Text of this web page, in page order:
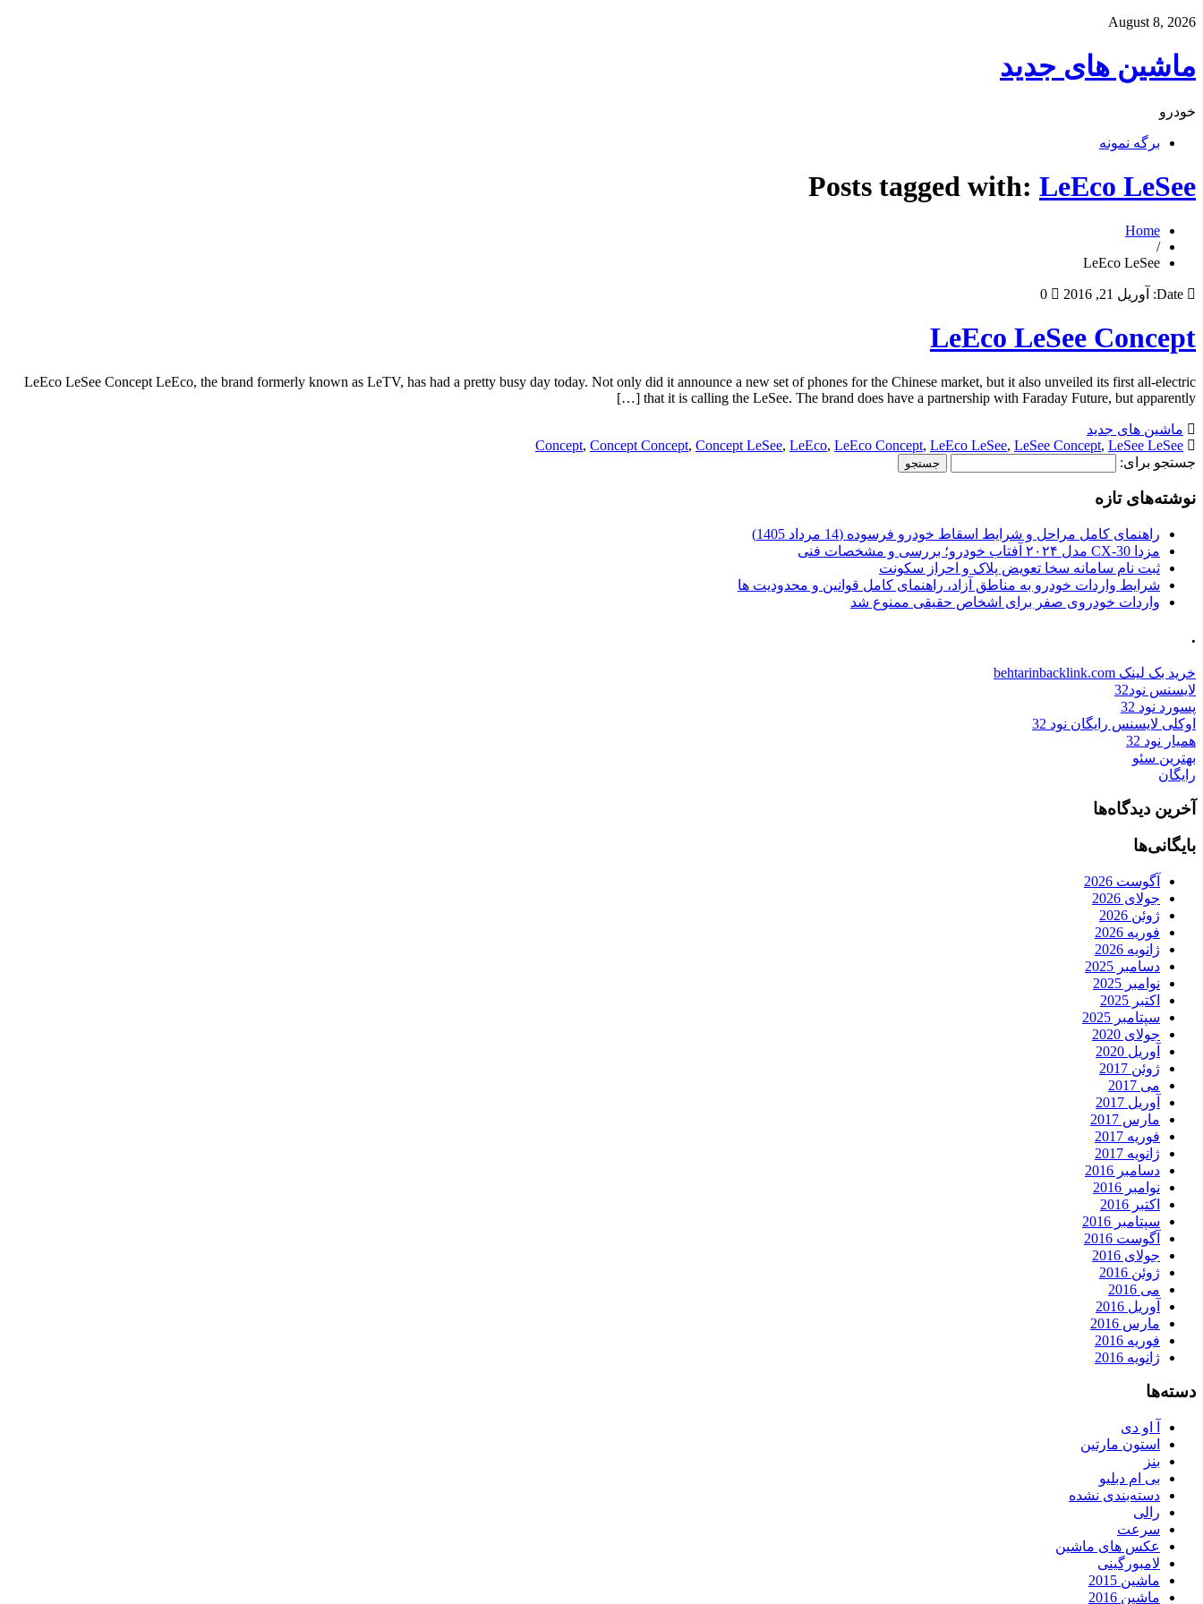
August 8, 2026
ماشین های جدید
خودرو
برگه نمونه
Posts tagged with: LeEco LeSee
Home
/
LeEco LeSee
Date: آوریل 21, 2016 0
LeEco LeSee Concept
LeEco LeSee Concept LeEco, the brand formerly known as LeTV, has had a pretty busy day today. Not only did it announce a new set of phones for the Chinese market, but it also unveiled its first all-electric
that it is calling the LeSee. The brand does have a partnership with Faraday Future, but apparently […]
ماشین های جدید
Concept, Concept Concept, Concept LeSee, LeEco, LeEco Concept, LeEco LeSee, LeSee Concept, LeSee LeSee
جستجو برای:
نوشته‌های تازه
راهنمای کامل مراحل و شرایط اسقاط خودرو فرسوده (14 مرداد 1405)
مزدا CX-30 مدل ۲۰۲۴ آفتاب خودرو؛ بررسی و مشخصات فنی
ثبت نام سامانه سخا تعویض پلاک و احراز سکونت
شرایط واردات خودرو به مناطق آزاد، راهنمای کامل قوانین و محدودیت ها
واردات خودروی صفر برای اشخاص حقیقی ممنوع شد
.
خرید بک لینک behtarinbacklink.com
لایسنس نود32
پسورد نود 32
اوکلی لایسنس رایگان نود 32
همیار نود 32
بهترین سئو
رایگان
آخرین دیدگاه‌ها
بایگانی‌ها
آگوست 2026
جولای 2026
ژوئن 2026
فوریه 2026
ژانویه 2026
دسامبر 2025
نوامبر 2025
اکتبر 2025
سپتامبر 2025
جولای 2020
آوریل 2020
ژوئن 2017
می 2017
آوریل 2017
مارس 2017
فوریه 2017
ژانویه 2017
دسامبر 2016
نوامبر 2016
اکتبر 2016
سپتامبر 2016
آگوست 2016
جولای 2016
ژوئن 2016
می 2016
آوریل 2016
مارس 2016
فوریه 2016
ژانویه 2016
دسته‌ها
آ او دی
استون مارتین
بنز
بی ام دبلیو
دسته‌بندی نشده
رالی
سرعت
عکس های ماشین
لامبورگینی
ماشین 2015
ماشین 2016